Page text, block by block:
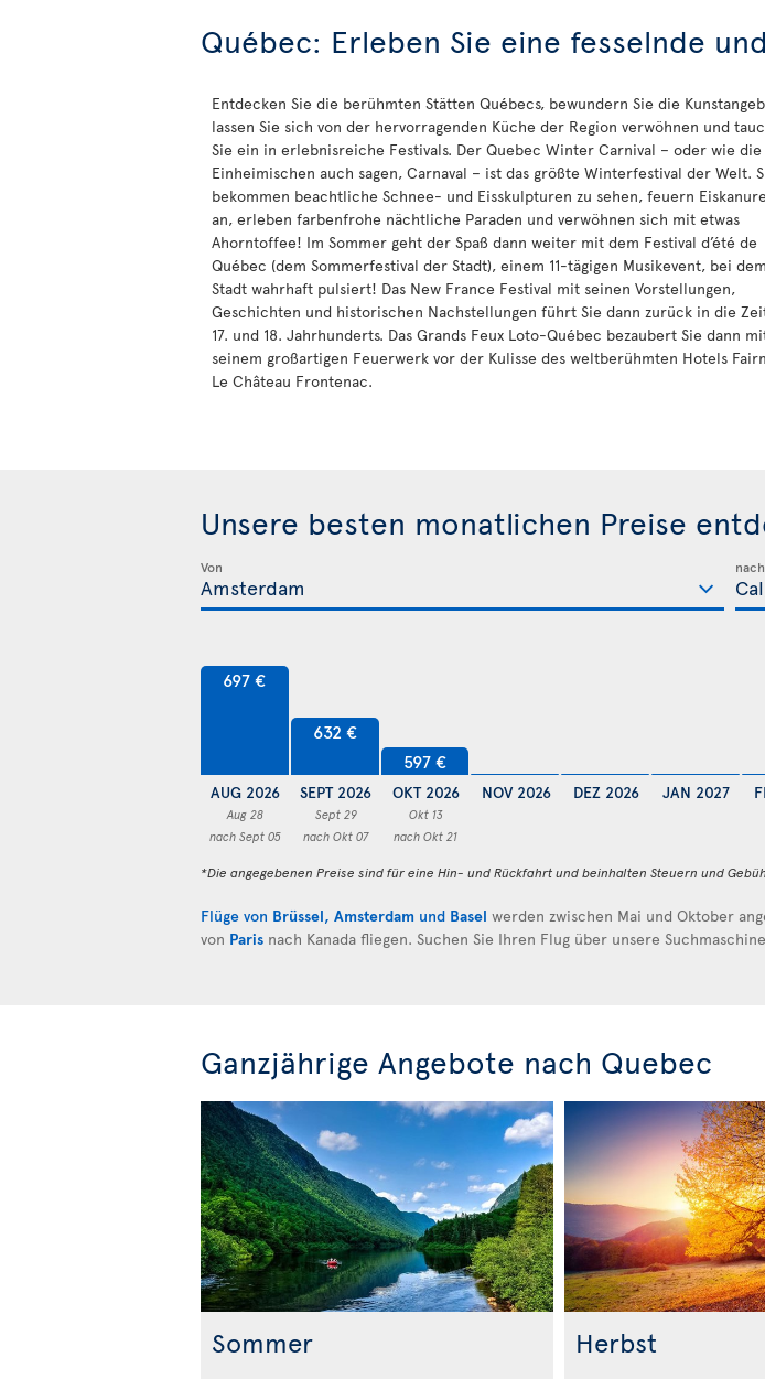
Québec: Erleben Sie eine fesselnde
Entdecken Sie die berühmten Stätten Québecs, bewundern Sie die
lassen Sie sich von der hervorragenden Küche der Region verwöhnen und
Sie ein in erlebnisreiche Festivals. Der Quebec Winter Carnival – oder wie die
Einheimischen auch sagen, Carnaval – ist das größte Winterfestival der Welt.
bekommen beachtliche Schnee- und Eisskulpturen zu sehen, feuern
an, erleben farbenfrohe nächtliche Paraden und verwöhnen sich mit etwas
Ahorntoffee! Im Sommer geht der Spaß dann weiter mit dem Festival d’été de
Québec (dem Sommerfestival der Stadt), einem 11-tägigen Musikevent, bei
Stadt wahrhaft pulsiert! Das New France Festival mit seinen Vorstellungen,
Geschichten und historischen Nachstellungen führt Sie dann zurück in die
17. und 18. Jahrhunderts. Das Grands Feux Loto-Québec bezaubert Sie dann
seinem großartigen Feuerwerk vor der Kulisse des weltberühmten Hotels
Le Château Frontenac.
Unsere besten monatlichen Preise
Von nach
697 €
AUG 2026
Aug 28
nach Sept 05
632 €
SEPT 2026
Sept 29
nach Okt 07
597 €
OKT 2026
Okt 13
nach Okt 21
NOV 2026 DEZ 2026 JAN 2027
*Die angegebenen Preise sind für eine Hin- und Rückfahrt und beinhalten Steuern und
Flüge von Brüssel, Amsterdam und Basel werden zwischen Mai und Oktober
von Paris nach Kanada fliegen. Suchen Sie Ihren Flug über unsere
Ganzjährige Angebote nach Quebec
Sommer Herbst